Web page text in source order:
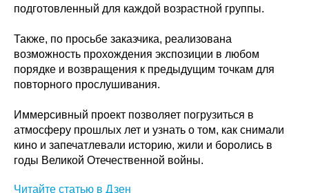
подготовленный для каждой возрастной группы.
Также, по просьбе заказчика, реализована
возможность прохождения экспозиции в любом
порядке и возвращения к предыдущим точкам для
повторного прослушивания.
Иммерсивный проект позволяет погрузиться в
атмосферу прошлых лет и узнать о том, как снимали
кино и запечатлевали историю, жили и боролись в
годы Великой Отечественной войны.
Читайте статью в Дзен